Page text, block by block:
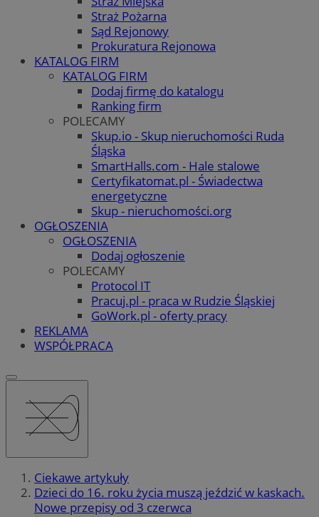
Straż Pożarna
Sąd Rejonowy
Prokuratura Rejonowa
KATALOG FIRM
KATALOG FIRM
Dodaj firmę do katalogu
Ranking firm
POLECAMY
Skup.io - Skup nieruchomości Ruda
Śląska
SmartHalls.com - Hale stalowe
Certyfikatomat.pl - Świadectwa
energetyczne
Skup - nieruchomości.org
OGŁOSZENIA
OGŁOSZENIA
Dodaj ogłoszenie
POLECAMY
Protocol IT
Pracuj.pl - praca w Rudzie Śląskiej
GoWork.pl - oferty pracy
REKLAMA
WSPÓŁPRACA
Ciekawe artykuły
Dzieci do 16. roku życia muszą jeździć w kaskach.
Nowe przepisy od 3 czerwca